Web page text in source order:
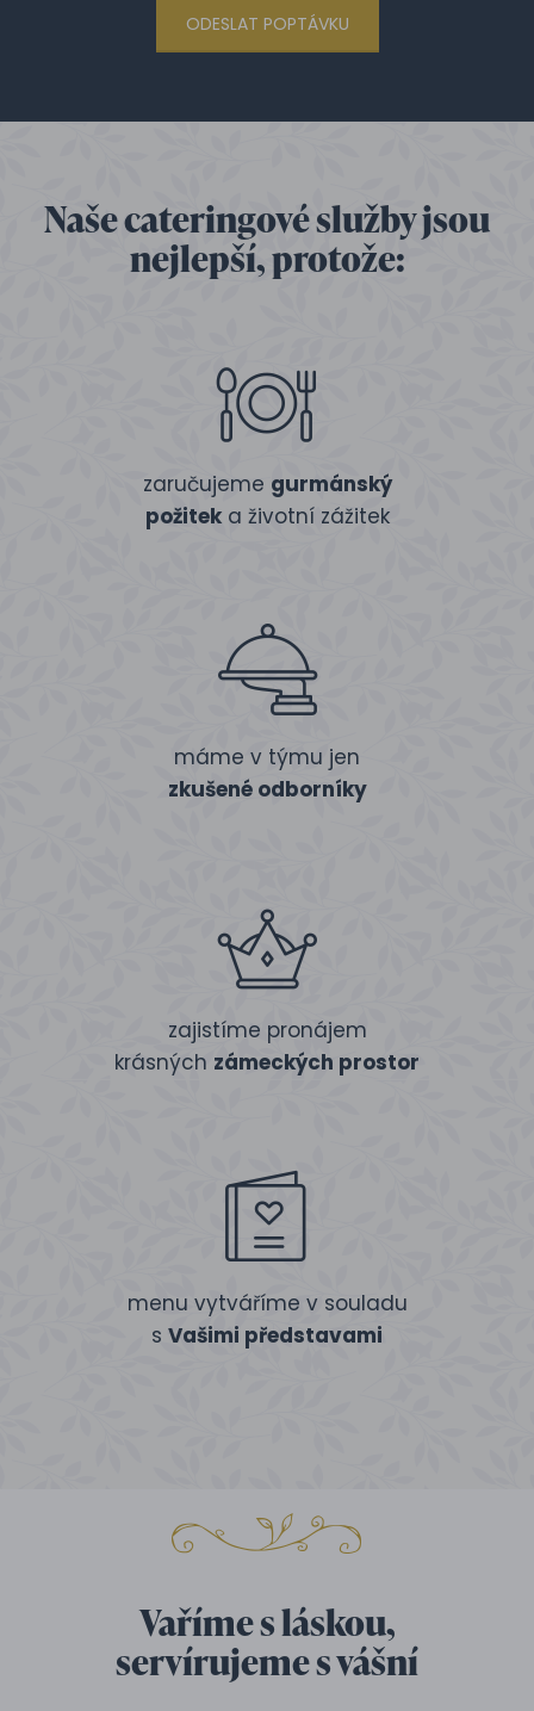
ODESLAT POPTÁVKU
Naše cateringové služby jsou
nejlepší, protože:
zaručujeme gurmánský
požiteka životní zážitek
máme v týmu jen
zkušené odborníky
zajistíme pronájem
krásných zámeckých prostor
menu vytváříme v souladu
s Vašimi představami
Vaříme s láskou,
servírujeme s vášní